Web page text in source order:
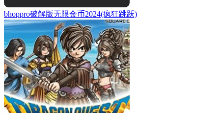
bhoppro破解版无限金币2024(疯狂跳跃)